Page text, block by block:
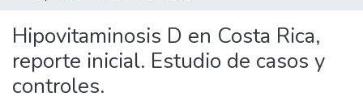
Hipovitaminosis D en Costa Rica,
reporte inicial. Estudio de casos y
controles.